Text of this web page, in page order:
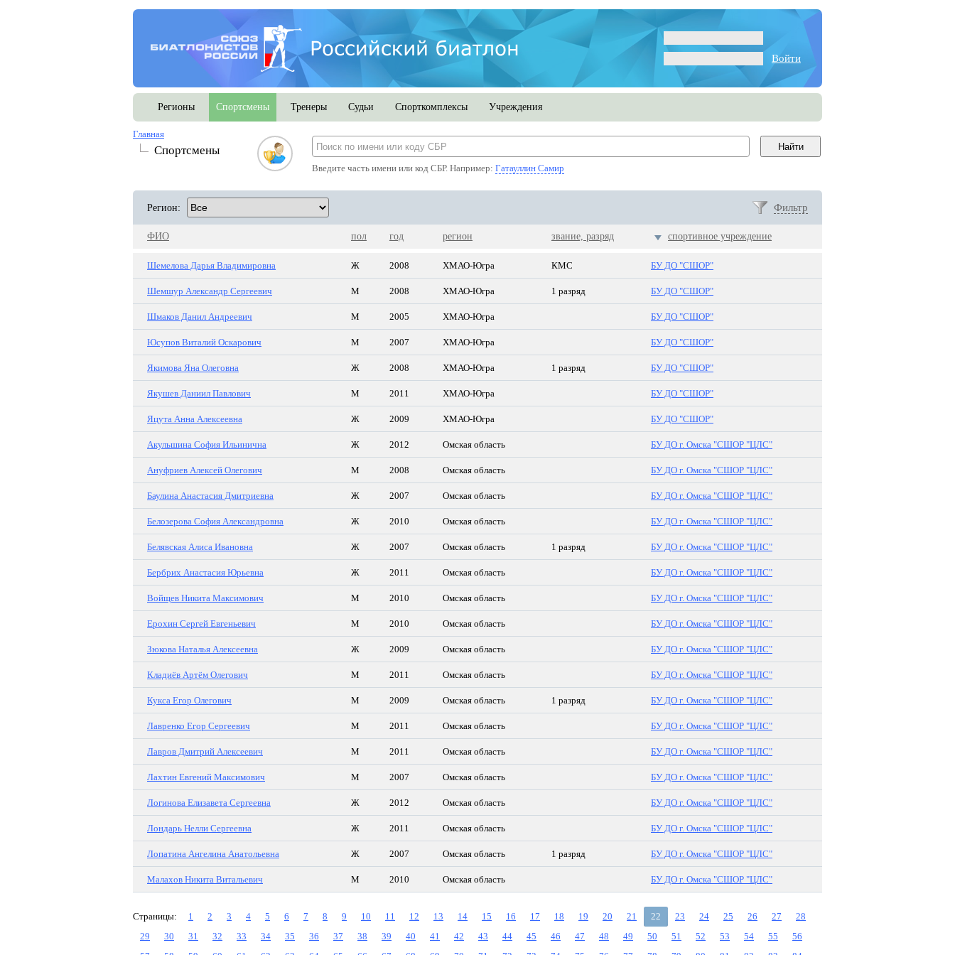
Войти
Регионы Спортсмены Тренеры Судьи Спорткомплексы Учреждения
Главная
Спортсмены
Введите часть имени или код СБР. Например: Гатауллин Самир
Фильтр
Регион:
ФИО пол год регион звание, разряд спортивное учреждение
Шемелова Дарья Владимировна Ж 2008 ХМАО-Югра КМС БУ ДО "СШОР"
Шемшур Александр Сергеевич М 2008 ХМАО-Югра 1 разряд БУ ДО "СШОР"
Шмаков Данил Андреевич М 2005 ХМАО-Югра БУ ДО "СШОР"
Юсупов Виталий Оскарович М 2007 ХМАО-Югра БУ ДО "СШОР"
Якимова Яна Олеговна Ж 2008 ХМАО-Югра 1 разряд БУ ДО "СШОР"
Якушев Даниил Павлович М 2011 ХМАО-Югра БУ ДО "СШОР"
Яцута Анна Алексеевна Ж 2009 ХМАО-Югра БУ ДО "СШОР"
Акульшина София Ильинична Ж 2012 Омская область БУ ДО г. Омска "СШОР "ЦЛС"
Ануфриев Алексей Олегович М 2008 Омская область БУ ДО г. Омска "СШОР "ЦЛС"
Баулина Анастасия Дмитриевна Ж 2007 Омская область БУ ДО г. Омска "СШОР "ЦЛС"
Белозерова София Александровна Ж 2010 Омская область БУ ДО г. Омска "СШОР "ЦЛС"
Белявская Алиса Ивановна Ж 2007 Омская область 1 разряд БУ ДО г. Омска "СШОР "ЦЛС"
Бербрих Анастасия Юрьевна Ж 2011 Омская область БУ ДО г. Омска "СШОР "ЦЛС"
Войщев Никита Максимович М 2010 Омская область БУ ДО г. Омска "СШОР "ЦЛС"
Ерохин Сергей Евгеньевич М 2010 Омская область БУ ДО г. Омска "СШОР "ЦЛС"
Зюкова Наталья Алексеевна Ж 2009 Омская область БУ ДО г. Омска "СШОР "ЦЛС"
Кладиёв Артём Олегович М 2011 Омская область БУ ДО г. Омска "СШОР "ЦЛС"
Кукса Егор Олегович М 2009 Омская область 1 разряд БУ ДО г. Омска "СШОР "ЦЛС"
Лавренко Егор Сергеевич М 2011 Омская область БУ ДО г. Омска "СШОР "ЦЛС"
Лавров Дмитрий Алексеевич М 2011 Омская область БУ ДО г. Омска "СШОР "ЦЛС"
Лахтин Евгений Максимович М 2007 Омская область БУ ДО г. Омска "СШОР "ЦЛС"
Логинова Елизавета Сергеевна Ж 2012 Омская область БУ ДО г. Омска "СШОР "ЦЛС"
Лондарь Нелли Сергеевна Ж 2011 Омская область БУ ДО г. Омска "СШОР "ЦЛС"
Лопатина Ангелина Анатольевна Ж 2007 Омская область 1 разряд БУ ДО г. Омска "СШОР "ЦЛС"
Малахов Никита Витальевич М 2010 Омская область БУ ДО г. Омска "СШОР "ЦЛС"
Страницы: 1 2 3 4 5 6 7 8 9 10 11 12 13 14 15 16 17 18 19 20 21 22 23 24 25 26 27
28
29
30 31 32 33 34 35 36 37 38 39 40 41 42 43 44 45 46 47 48 49 50 51 52 53 54 55
56